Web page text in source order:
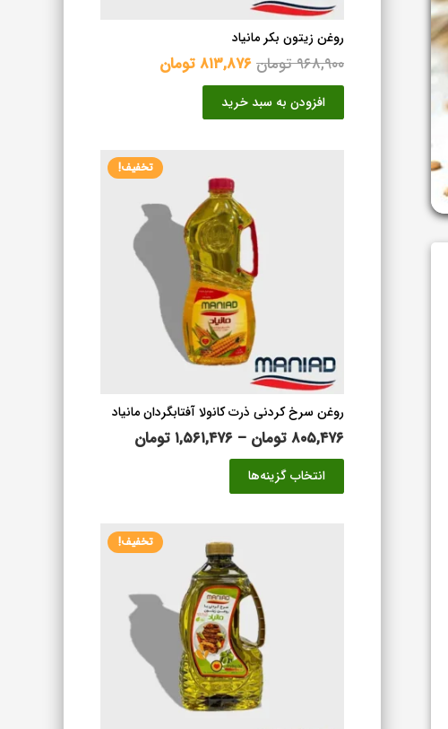
روغن زیتون بکر مانیاد
۹۶۸,۹۰۰تومان قیمت
اصلی
بود.
۸۱۳,۸۷۶تومان
افزودن به سبد خرید
تخفیف!
روغن سرخ کردنی ذرت کانولا آفتابگردان مانیاد
۸۰۵,۴۷۶تومان – ۱,۵۶۱,۴۷۶تومان
انتخاب گزینه‌ها
مختلفی
می
باشد.
گزینه
ها
ممکن
است
در
صفحه
تخفیف!